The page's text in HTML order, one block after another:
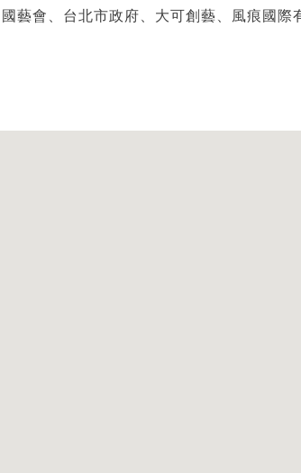
藝會、台北市政府、大可創藝、風痕國